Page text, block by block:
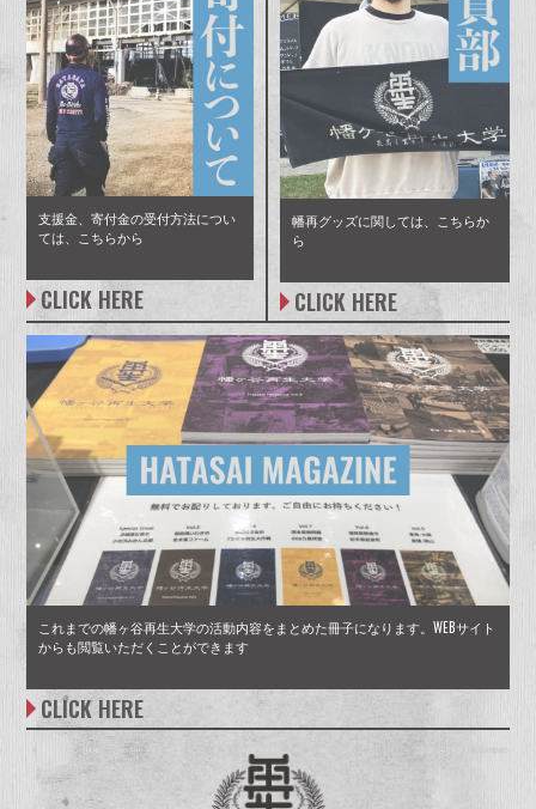
支援金、寄付金の受付方法につい
ては、こちらから
CLICK HERE
幡再グッズに関しては、こちらか
ら
CLICK HERE
これまでの幡ヶ谷再生大学の活動内容をまとめた冊子になります。WEBサイト
からも閲覧いただくことができます
CLICK HERE